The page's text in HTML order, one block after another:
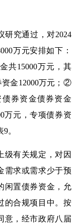
究通过，对2024
万元安排如下：
共15000万元，其
资金12000万元；②
券资金债券资金
万元，专项债券资
。
有关规定，对因
需求或需求少于预
闲置债券资金，允
的合规项目中。按
意，经市政府八届